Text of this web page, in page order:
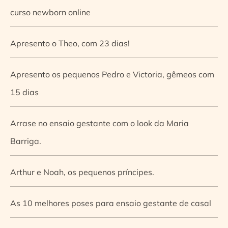
curso newborn online
Apresento o Theo, com 23 dias!
Apresento os pequenos Pedro e Victoria, gêmeos com
15 dias
Arrase no ensaio gestante com o look da Maria
Barriga.
Arthur e Noah, os pequenos príncipes.
As 10 melhores poses para ensaio gestante de casal